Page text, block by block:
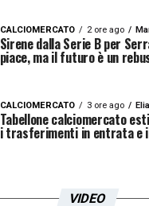
CALCIOMERCATO 2 ore ago
Sirene dalla Serie B per
piace, ma il futuro è un
CALCIOMERCATO 3 ore ago
Tabellone calciomercato
i trasferimenti in entrata e
VIDEO